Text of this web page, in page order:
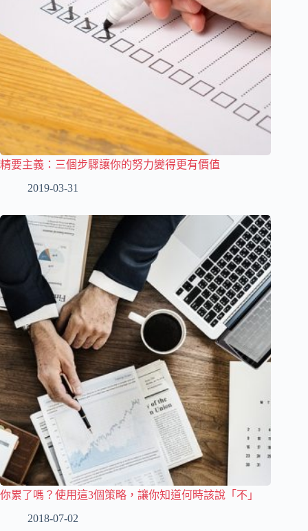
精要主義：三個步驟讓你的努力變得更有價值
2019-03-31
你累了嗎？使用這3個策略，讓你知道何時該說「不」
2018-07-02